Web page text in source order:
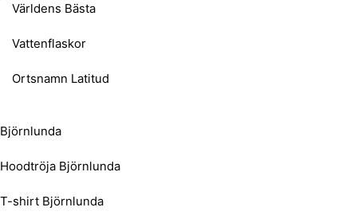
Världens Bästa
Vattenflaskor
Ortsnamn Latitud
Björnlunda
Hoodtröja Björnlunda
T-shirt Björnlunda